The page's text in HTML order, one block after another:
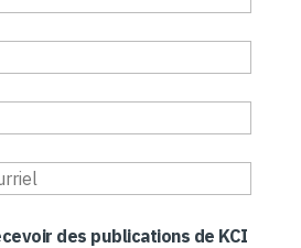
des publications de KCI